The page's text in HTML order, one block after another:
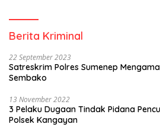
Berita Kriminal
22 September 2023
Satreskrim Polres Sumenep
Sembako
13 November 2022
3 Pelaku Dugaan Tindak Pidana
Polsek Kangayan